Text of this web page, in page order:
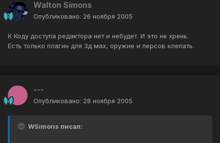
Walton Simons
Опубликовано: 26 ноября 2005
К Коду доступа редактора нет и небудет. И это не хрень.
Есть только плагин для 3д мах, оружие и персов клепать.
---
Опубликовано: 28 ноября 2005
WSimons писал: